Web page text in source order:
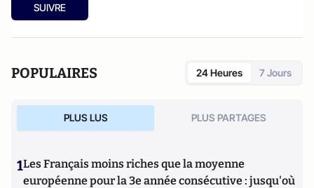
SUIVRE
POPULAIRES 24 Heures 7 Jours
PLUS LUS PLUS PARTAGES
1Les Français moins riches que la moyenne
européenne pour la 3e année consécutive : jusqu'où